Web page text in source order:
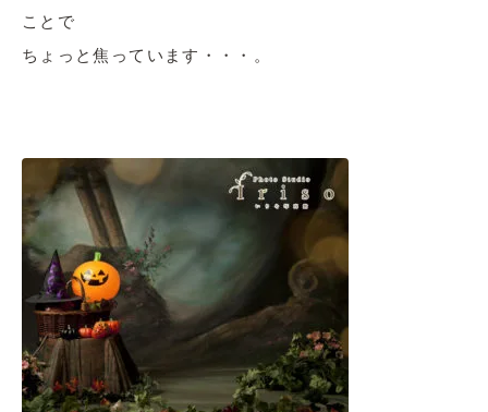
ことで
ちょっと焦っています・・・。